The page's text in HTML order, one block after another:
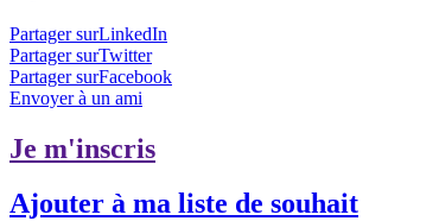
Partager surLinkedIn
Partager surTwitter
Partager surFacebook
Envoyer à un ami
Je m'inscris
Ajouter à ma liste de souhait